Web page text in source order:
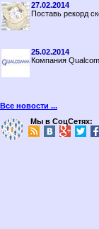
27.02.2014
Поставь рекорд
25.02.2014
Компания
Все новости ...
Мы в СоцСетях: